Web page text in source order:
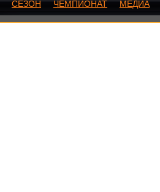
СЕЗОН ЧЕМПИОНАТ МЕДИА